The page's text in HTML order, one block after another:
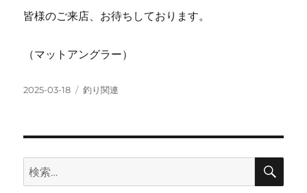
皆様のご来店、お待ちしております。
（マットアングラー）
投
2025-03-18
カ
釣り関連
検
索:
検